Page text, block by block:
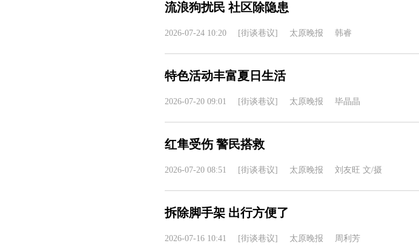
流浪狗扰民 社区除隐患
2026-07-24 10:20 [街谈巷议] 太原晚报 韩睿
特色活动丰富夏日生活
2026-07-20 09:01 [街谈巷议] 太原晚报 毕晶晶
红隼受伤 警民搭救
2026-07-20 08:51 [街谈巷议] 太原晚报 刘友旺 文/摄
拆除脚手架 出行方便了
2026-07-16 10:41 [街谈巷议] 太原晚报 周利芳